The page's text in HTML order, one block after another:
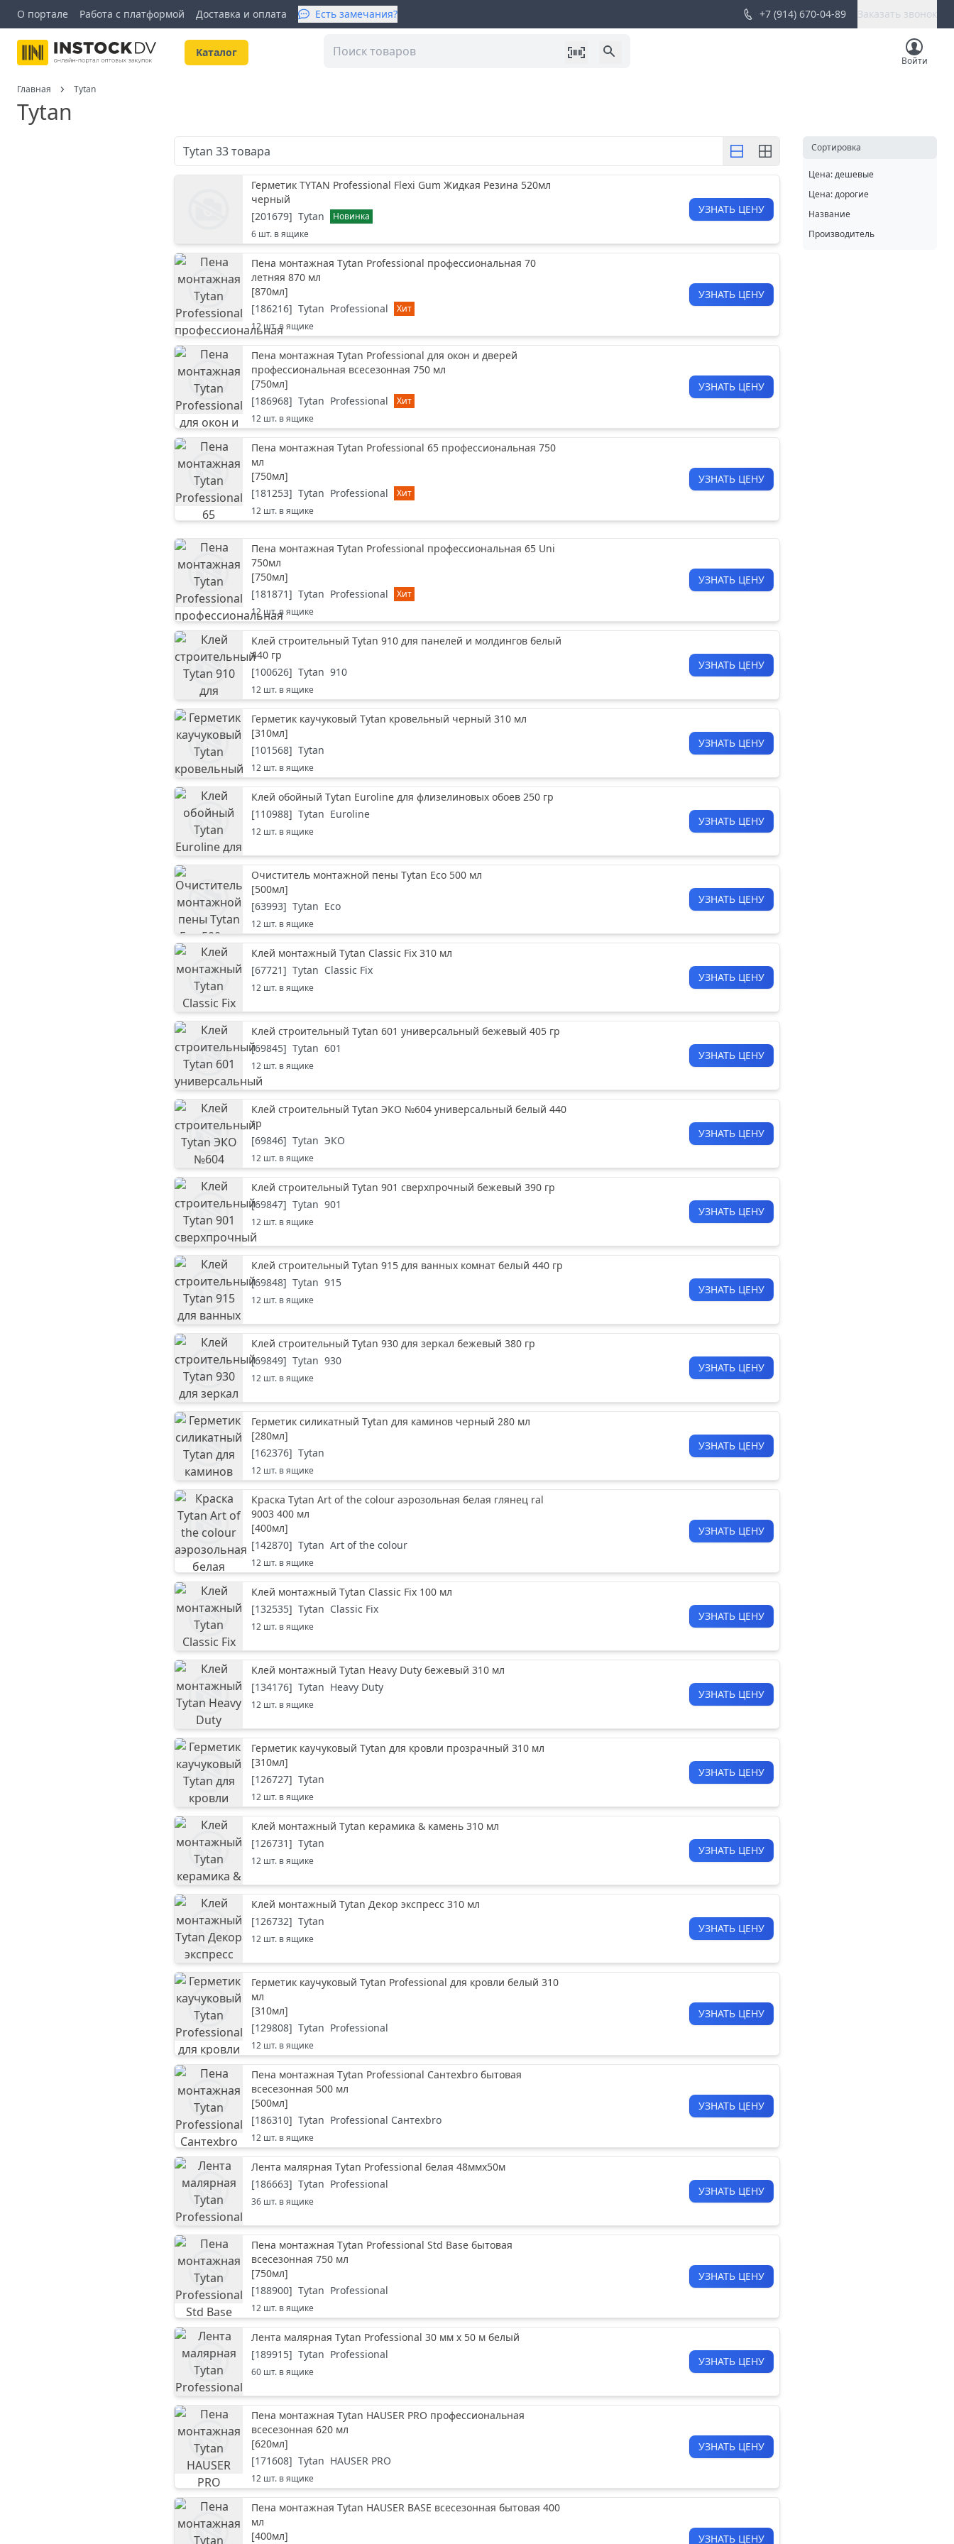
О портале Работа с платформой Доставка и оплата Есть замечания? +7 (914) 670-04-89 Заказать звонок
Kаталог
Войти
Главная Tytan
Tytan
Tytan33товара
Герметик TYTAN Professional Flexi Gum Жидкая Резина 520мл
черный
[201679] Tytan
Новинка
6 шт. в ящике
УЗНАТЬ ЦЕНУ
Пена монтажная Tytan Professional профессиональная 70
летняя 870 мл
[870мл]
[186216] Tytan Professional
Хит
12 шт. в ящике
УЗНАТЬ ЦЕНУ
Пена монтажная Tytan Professional для окон и дверей
профессиональная всесезонная 750 мл
[750мл]
[186968] Tytan Professional
Хит
12 шт. в ящике
УЗНАТЬ ЦЕНУ
Пена монтажная Tytan Professional 65 профессиональная 750
мл
[750мл]
[181253] Tytan Professional
Хит
12 шт. в ящике
УЗНАТЬ ЦЕНУ
Пена монтажная Tytan Professional профессиональная 65 Uni
750мл
[750мл]
[181871] Tytan Professional
Хит
12 шт. в ящике
УЗНАТЬ ЦЕНУ
Клей строительный Tytan 910 для панелей и молдингов белый
440 гр
[100626] Tytan 910
12 шт. в ящике
УЗНАТЬ ЦЕНУ
Герметик каучуковый Tytan кровельный черный 310 мл
[310мл]
[101568] Tytan
12 шт. в ящике
УЗНАТЬ ЦЕНУ
Клей обойный Tytan Euroline для флизелиновых обоев 250 гр
[110988] Tytan Euroline
12 шт. в ящике
УЗНАТЬ ЦЕНУ
Очиститель монтажной пены Tytan Еco 500 мл
[500мл]
[63993] Tytan Еco
12 шт. в ящике
УЗНАТЬ ЦЕНУ
Клей монтажный Tytan Classic Fix 310 мл
[67721] Tytan Classic Fix
12 шт. в ящике
УЗНАТЬ ЦЕНУ
Клей строительный Tytan 601 универсальный бежевый 405 гр
[69845] Tytan 601
12 шт. в ящике
УЗНАТЬ ЦЕНУ
Клей строительный Tytan ЭКО №604 универсальный белый 440
гр
[69846] Tytan ЭКО
12 шт. в ящике
УЗНАТЬ ЦЕНУ
Клей строительный Tytan 901 сверхпрочный бежевый 390 гр
[69847] Tytan 901
12 шт. в ящике
УЗНАТЬ ЦЕНУ
Клей строительный Tytan 915 для ванных комнат белый 440 гр
[69848] Tytan 915
12 шт. в ящике
УЗНАТЬ ЦЕНУ
Клей строительный Tytan 930 для зеркал бежевый 380 гр
[69849] Tytan 930
12 шт. в ящике
УЗНАТЬ ЦЕНУ
Герметик силикатный Tytan для каминов черный 280 мл
[280мл]
[162376] Tytan
12 шт. в ящике
УЗНАТЬ ЦЕНУ
Краска Tytan Art of the colour аэрозольная белая глянец ral
9003 400 мл
[400мл]
[142870] Tytan Art of the colour
12 шт. в ящике
УЗНАТЬ ЦЕНУ
Клей монтажный Tytan Classic Fix 100 мл
[132535] Tytan Classic Fix
12 шт. в ящике
УЗНАТЬ ЦЕНУ
Клей монтажный Tytan Heavy Duty бежевый 310 мл
[134176] Tytan Heavy Duty
12 шт. в ящике
УЗНАТЬ ЦЕНУ
Герметик каучуковый Tytan для кровли прозрачный 310 мл
[310мл]
[126727] Tytan
12 шт. в ящике
УЗНАТЬ ЦЕНУ
Клей монтажный Tytan керамика & камень 310 мл
[126731] Tytan
12 шт. в ящике
УЗНАТЬ ЦЕНУ
Клей монтажный Tytan Декор экспресс 310 мл
[126732] Tytan
12 шт. в ящике
УЗНАТЬ ЦЕНУ
Герметик каучуковый Tytan Professional для кровли белый 310
мл
[310мл]
[129808] Tytan Professional
12 шт. в ящике
УЗНАТЬ ЦЕНУ
Пена монтажная Tytan Professional Сантехbro бытовая
всесезонная 500 мл
[500мл]
[186310] Tytan Professional Сантехbro
12 шт. в ящике
УЗНАТЬ ЦЕНУ
Лента малярная Tytan Professional белая 48ммх50м
[186663] Tytan Professional
36 шт. в ящике
УЗНАТЬ ЦЕНУ
Пена монтажная Tytan Professional Std Base бытовая
всесезонная 750 мл
[750мл]
[188900] Tytan Professional
12 шт. в ящике
УЗНАТЬ ЦЕНУ
Лента малярная Tytan Professional 30 мм х 50 м белый
[189915] Tytan Professional
60 шт. в ящике
УЗНАТЬ ЦЕНУ
Пена монтажная Tytan HAUSER PRO профессиональная
всесезонная 620 мл
[620мл]
[171608] Tytan HAUSER PRO
12 шт. в ящике
УЗНАТЬ ЦЕНУ
Пена монтажная Tytan HAUSER BASE всесезонная бытовая 400
мл
[400мл] УЗНАТЬ ЦЕНУ
Cортировка
Цена: дешевые
Цена: дорогие
Название
Производитель